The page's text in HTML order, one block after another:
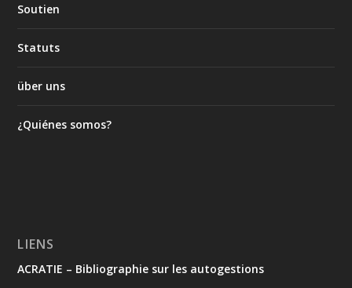
Soutien
Statuts
über uns
¿Quiénes somos?
LIENS
ACRATIE – Bibliographie sur les autogestions